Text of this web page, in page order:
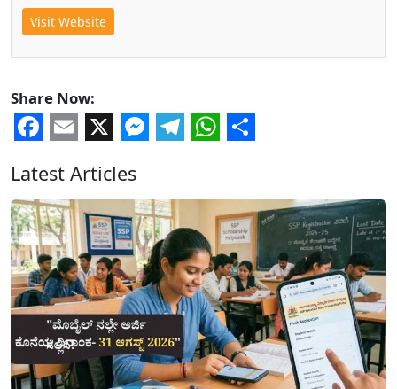
Visit Website
Share Now:
Latest Articles